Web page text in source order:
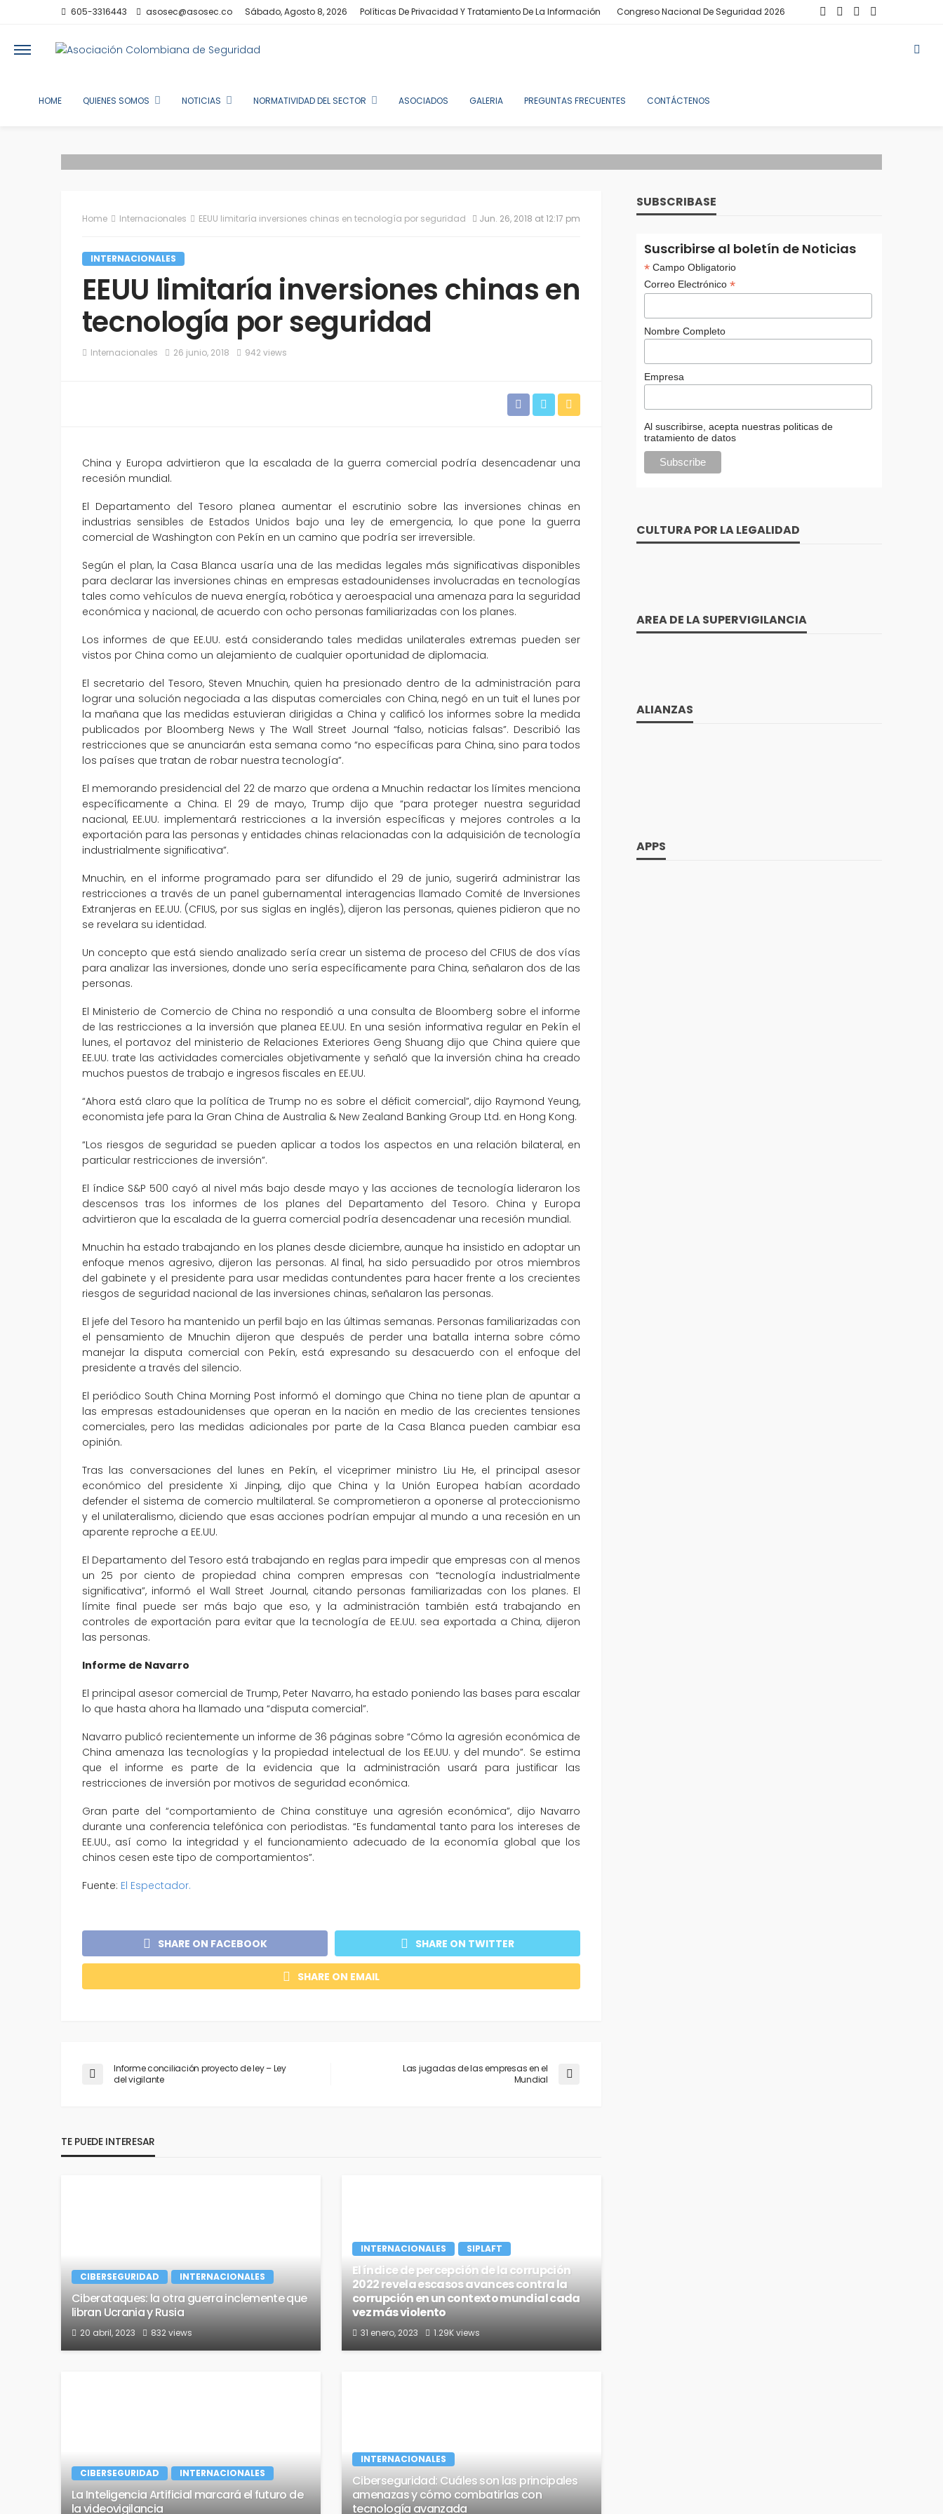
605-3316443 asosec@asosec.co Sábado, Agosto 8, 2026 Políticas De Privacidad Y Tratamiento De La Información Congreso Nacional De Seguridad 2026
HOME QUIENES SOMOS NOTICIAS NORMATIVIDAD DEL SECTOR ASOCIADOS GALERIA PREGUNTAS FRECUENTES CONTÁCTENOS
Home Internacionales EEUU limitaría inversiones chinas en tecnología por seguridad Jun. 26, 2018 at 12:17 pm
INTERNACIONALES
EEUU limitaría inversiones chinas en
tecnología por seguridad
Internacionales 26 junio, 2018 942 views
China y Europa advirtieron que la escalada de la guerra comercial podría desencadenar una
recesión mundial.
El Departamento del Tesoro planea aumentar el escrutinio sobre las inversiones chinas en
industrias sensibles de Estados Unidos bajo una ley de emergencia, lo que pone la guerra
comercial de Washington con Pekín en un camino que podría ser irreversible.
Según el plan, la Casa Blanca usaría una de las medidas legales más significativas disponibles
para declarar las inversiones chinas en empresas estadounidenses involucradas en tecnologías
tales como vehículos de nueva energía, robótica y aeroespacial una amenaza para la seguridad
económica y nacional, de acuerdo con ocho personas familiarizadas con los planes.
Los informes de que EE.UU. está considerando tales medidas unilaterales extremas pueden ser
vistos por China como un alejamiento de cualquier oportunidad de diplomacia.
El secretario del Tesoro, Steven Mnuchin, quien ha presionado dentro de la administración para
lograr una solución negociada a las disputas comerciales con China, negó en un tuit el lunes por
la mañana que las medidas estuvieran dirigidas a China y calificó los informes sobre la medida
publicados por Bloomberg News y The Wall Street Journal “falso, noticias falsas”. Describió las
restricciones que se anunciarán esta semana como “no específicas para China, sino para todos
los países que tratan de robar nuestra tecnología”.
El memorando presidencial del 22 de marzo que ordena a Mnuchin redactar los límites menciona
específicamente a China. El 29 de mayo, Trump dijo que “para proteger nuestra seguridad
nacional, EE.UU. implementará restricciones a la inversión específicas y mejores controles a la
exportación para las personas y entidades chinas relacionadas con la adquisición de tecnología
industrialmente significativa”.
Mnuchin, en el informe programado para ser difundido el 29 de junio, sugerirá administrar las
restricciones a través de un panel gubernamental interagencias llamado Comité de Inversiones
Extranjeras en EE.UU. (CFIUS, por sus siglas en inglés), dijeron las personas, quienes pidieron que no
se revelara su identidad.
Un concepto que está siendo analizado sería crear un sistema de proceso del CFIUS de dos vías
para analizar las inversiones, donde uno sería específicamente para China, señalaron dos de las
personas.
El Ministerio de Comercio de China no respondió a una consulta de Bloomberg sobre el informe
de las restricciones a la inversión que planea EE.UU. En una sesión informativa regular en Pekín el
lunes, el portavoz del ministerio de Relaciones Exteriores Geng Shuang dijo que China quiere que
EE.UU. trate las actividades comerciales objetivamente y señaló que la inversión china ha creado
muchos puestos de trabajo e ingresos fiscales en EE.UU.
“Ahora está claro que la política de Trump no es sobre el déficit comercial”, dijo Raymond Yeung,
economista jefe para la Gran China de Australia & New Zealand Banking Group Ltd. en Hong Kong.
“Los riesgos de seguridad se pueden aplicar a todos los aspectos en una relación bilateral, en
particular restricciones de inversión”.
El índice S&P 500 cayó al nivel más bajo desde mayo y las acciones de tecnología lideraron los
descensos tras los informes de los planes del Departamento del Tesoro. China y Europa
advirtieron que la escalada de la guerra comercial podría desencadenar una recesión mundial.
Mnuchin ha estado trabajando en los planes desde diciembre, aunque ha insistido en adoptar un
enfoque menos agresivo, dijeron las personas. Al final, ha sido persuadido por otros miembros
del gabinete y el presidente para usar medidas contundentes para hacer frente a los crecientes
riesgos de seguridad nacional de las inversiones chinas, señalaron las personas.
El jefe del Tesoro ha mantenido un perfil bajo en las últimas semanas. Personas familiarizadas con
el pensamiento de Mnuchin dijeron que después de perder una batalla interna sobre cómo
manejar la disputa comercial con Pekín, está expresando su desacuerdo con el enfoque del
presidente a través del silencio.
El periódico South China Morning Post informó el domingo que China no tiene plan de apuntar a
las empresas estadounidenses que operan en la nación en medio de las crecientes tensiones
comerciales, pero las medidas adicionales por parte de la Casa Blanca pueden cambiar esa
opinión.
Tras las conversaciones del lunes en Pekín, el viceprimer ministro Liu He, el principal asesor
económico del presidente Xi Jinping, dijo que China y la Unión Europea habían acordado
defender el sistema de comercio multilateral. Se comprometieron a oponerse al proteccionismo
y el unilateralismo, diciendo que esas acciones podrían empujar al mundo a una recesión en un
aparente reproche a EE.UU.
El Departamento del Tesoro está trabajando en reglas para impedir que empresas con al menos
un 25 por ciento de propiedad china compren empresas con “tecnología industrialmente
significativa”, informó el Wall Street Journal, citando personas familiarizadas con los planes. El
límite final puede ser más bajo que eso, y la administración también está trabajando en
controles de exportación para evitar que la tecnología de EE.UU. sea exportada a China, dijeron
las personas.
Informe de Navarro
El principal asesor comercial de Trump, Peter Navarro, ha estado poniendo las bases para escalar
lo que hasta ahora ha llamado una “disputa comercial”.
Navarro publicó recientemente un informe de 36 páginas sobre “Cómo la agresión económica de
China amenaza las tecnologías y la propiedad intelectual de los EE.UU. y del mundo”. Se estima
que el informe es parte de la evidencia que la administración usará para justificar las
restricciones de inversión por motivos de seguridad económica.
Gran parte del “comportamiento de China constituye una agresión económica”, dijo Navarro
durante una conferencia telefónica con periodistas. “Es fundamental tanto para los intereses de
EE.UU., así como la integridad y el funcionamiento adecuado de la economía global que los
chinos cesen este tipo de comportamientos”.
Fuente: El Espectador.
SHARE ON FACEBOOK SHARE ON TWITTER
SHARE ON EMAIL
Informe conciliación proyecto de ley – Ley
del vigilante
Las jugadas de las empresas en el
Mundial
TE PUEDE INTERESAR
CIBERSEGURIDAD INTERNACIONALES
Ciberataques: la otra guerra inclemente que
libran Ucrania y Rusia
20 abril, 2023 832 views
INTERNACIONALES SIPLAFT
El índice de percepción de la corrupción
2022 revela escasos avances contra la
corrupción en un contexto mundial cada
vez más violento
31 enero, 2023 1.29K views
CIBERSEGURIDAD INTERNACIONALES
La Inteligencia Artificial marcará el futuro de
la videovigilancia
INTERNACIONALES
Ciberseguridad: Cuáles son las principales
amenazas y cómo combatirlas con
tecnología avanzada
SUBSCRIBASE
Suscribirse al boletín de Noticias
*Campo Obligatorio
Correo Electrónico *
Nombre Completo
Empresa
Al suscribirse, acepta nuestras politicas de
tratamiento de datos
CULTURA POR LA LEGALIDAD
AREA DE LA SUPERVIGILANCIA
ALIANZAS
APPS